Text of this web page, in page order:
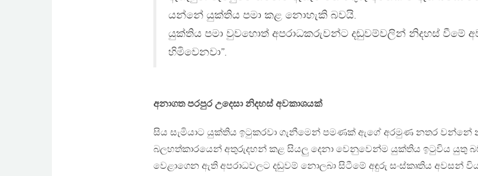
යන්නේ යුක්තිය පමා කළ නොහැකි බවයි.
යුක්තිය පමා වුවහොත් අපරාධකරුවන්ට දඬුවම්වලින් නිදහස් වීමේ
හිමිවෙනවා”.
අනාගත පරපුර උදෙසා නිදහස් අවකාශයක්
සිය සැමියාට යුක්තිය ඉටුකරවා ගැනීමෙන් පමණක් ඇගේ අරමුණ නතර වන්නේ
බලහත්කාරයෙන් අතුරුදහන් කළ සියලු දෙනා වෙනුවෙන්ම යුක්තිය ඉටුවිය යුතු
වෙළාගෙන ඇති අපරාධවලට දඬුවම් නොලබා සිටීමේ අඳුරු සංස්කෘතිය අවසන්